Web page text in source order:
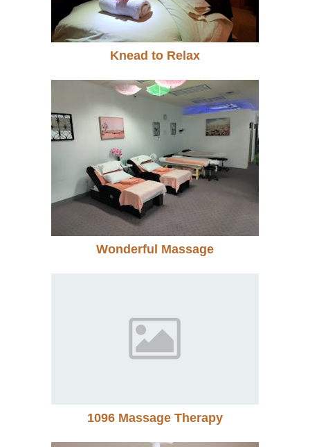
Knead to Relax
Wonderful Massage
1096 Massage Therapy